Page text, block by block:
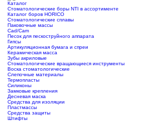
Каталог
Стоматологические боры NTI в ассортименте
Каталог боров HORICO
Стоматологические сплавы
Паковочные массы
Сad/Сam
Песок для пескоструйного аппарата
Гипсы
Артикуляционная бумага и спреи
Керамическая масса
Зубы акриловые
Стоматологические вращающиеся инструменты
Воска стоматологические
Слепочные материалы
Термопласты
Силиконы
Замковые крепления
Десневая маска
Средства для изоляции
Пластмассы
Средства защиты
Штифты